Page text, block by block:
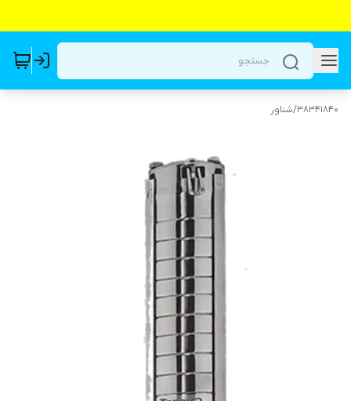
38341840
/شناور